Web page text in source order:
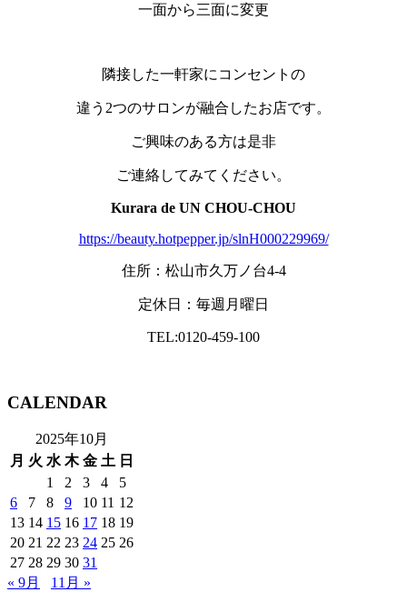
一面から三面に変更
隣接した一軒家にコンセントの
違う2つのサロンが融合したお店です。
ご興味のある方は是非
ご連絡してみてください。
Kurara de UN CHOU-CHOU
https://beauty.hotpepper.jp/slnH000229969/
住所：松山市久万ノ台4-4
定休日：毎週月曜日
TEL:0120-459-100
CALENDAR
2025年10月
月 火 水 木 金 土 日
1
2 3 4
5
6
7 8 9 10 11 12
13 14 15 16 17 18 19
20 21 22 23 24 25 26
27 28 29 30 31
« 9月
11月 »